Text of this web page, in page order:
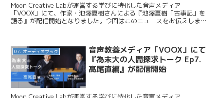
Moon Creative Labが運営する学びに特化した音声メディア
「VOOX」にて、作家・池澤夏樹さんによる『池澤夏樹「古事記」を
語る』が配信開始となりました。今回はこのニュースをお伝えしま
07. オーディオブック
音声教養メディア「VOOX」にて
『為末大の人間探求トーク Ep7.
高尾直編』が配信開始